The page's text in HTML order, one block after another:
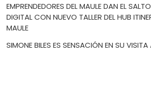
EMPRENDEDORES DEL MAULE DAN EL
DIGITAL CON NUEVO TALLER DEL HUB
MAULE
SIMONE BILES ES SENSACIÓN EN SU VISITA